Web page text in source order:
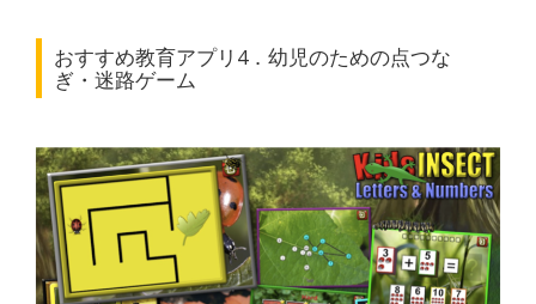
おすすめ教育アプリ4．幼児のための点つな
ぎ・迷路ゲーム